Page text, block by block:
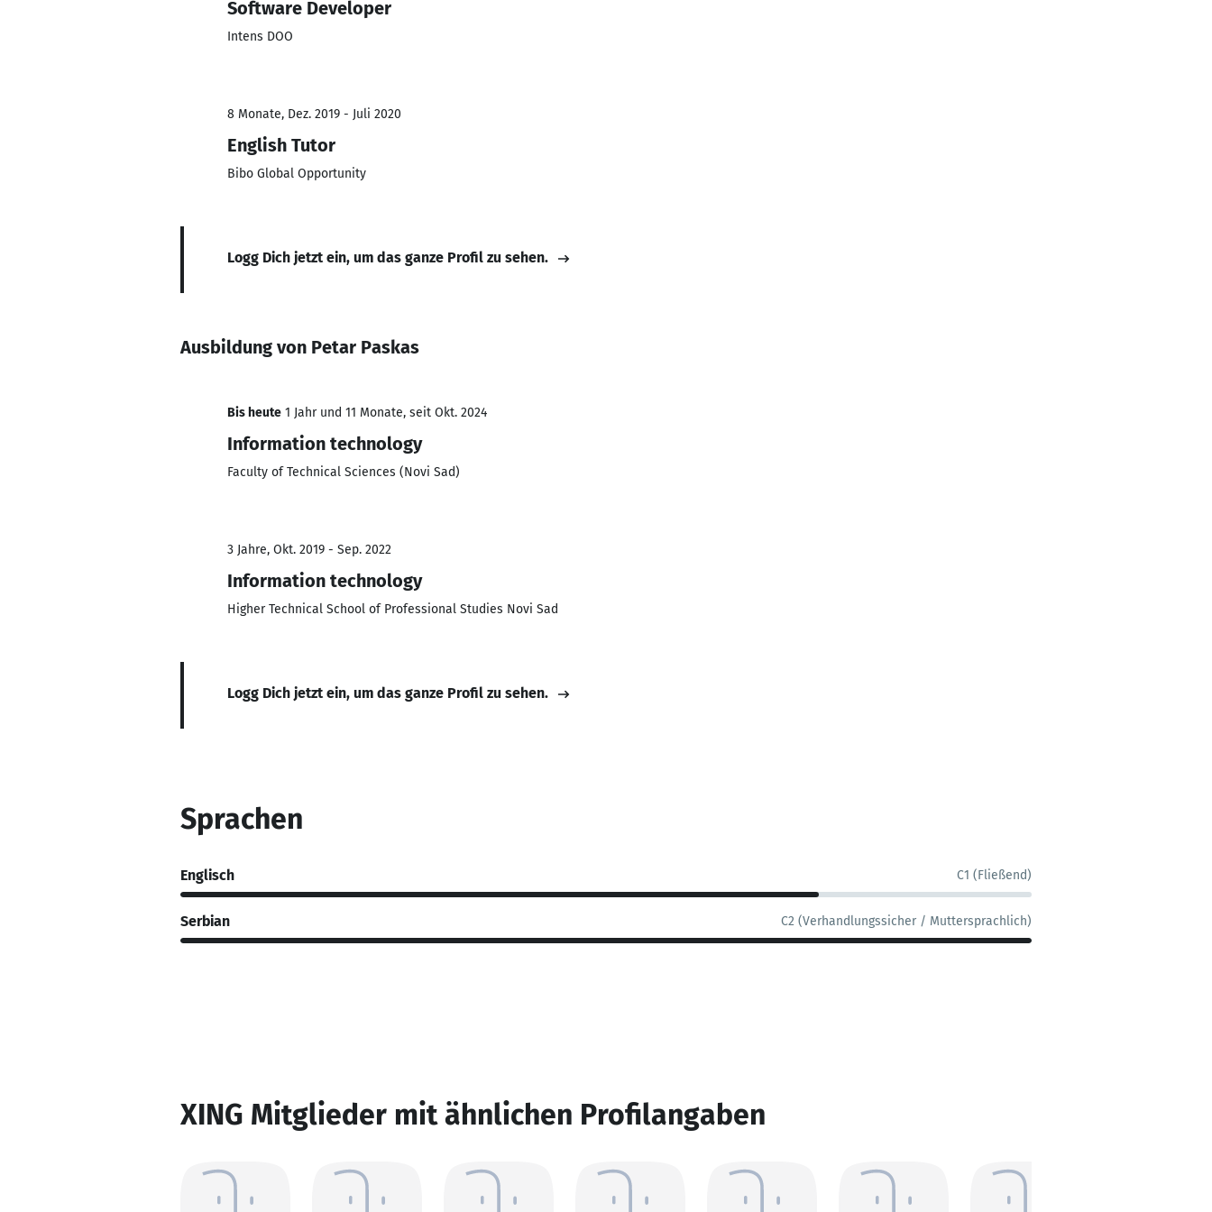
Software Developer
Intens DOO
8 Monate, Dez. 2019 - Juli 2020
English Tutor
Bibo Global Opportunity
Logg Dich jetzt ein, um das ganze Profil zu sehen.
Ausbildung von Petar Paskas
Bis heute 1 Jahr und 11 Monate, seit Okt. 2024
Information technology
Faculty of Technical Sciences (Novi Sad)
3 Jahre, Okt. 2019 - Sep. 2022
Information technology
Higher Technical School of Professional Studies Novi Sad
Logg Dich jetzt ein, um das ganze Profil zu sehen.
Sprachen
Englisch C1 (Fließend)
Serbian C2 (Verhandlungssicher / Muttersprachlich)
XING Mitglieder mit ähnlichen Profilangaben